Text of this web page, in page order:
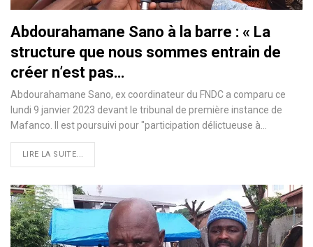
Abdourahamane Sano à la barre : « La
structure que nous sommes entrain de
créer n’est pas…
Abdourahamane Sano, ex coordinateur du FNDC a comparu ce
lundi 9 janvier 2023 devant le tribunal de première instance de
Mafanco. Il est poursuivi pour "participation délictueuse à…
LIRE LA SUITE...